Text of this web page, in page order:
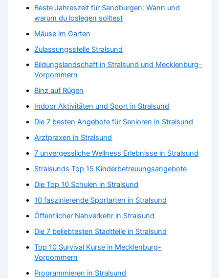
Beste Jahreszeit für Sandburgen: Wann und
warum du loslegen solltest
Mäuse im Garten
Zulassungsstelle Stralsund
Bildungslandschaft in Stralsund und Mecklenburg-
Vorpommern
Binz auf Rügen
Indoor Aktivitäten und Sport in Stralsund
Die 7 besten Angebote für Senioren in Stralsund
Arztpraxen in Stralsund
7 unvergessliche Wellness Erlebnisse in Stralsund
Stralsunds Top 15 Kinderbetreuungsangebote
Die Top 10 Schulen in Stralsund
10 faszinierende Sportarten in Stralsund
Öffentlicher Nahverkehr in Stralsund
Die 7 beliebtesten Stadtteile in Stralsund
Top 10 Survival Kurse in Mecklenburg-
Vorpommern
Programmieren in Stralsund